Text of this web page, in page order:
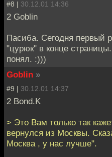
#8 | 30.12.01 14:36
2 Goblin
Пасиба. Сегодня первый
"цурюк" в конце
понял. :)))
Goblin »
#9 | 30.12.01 14:37
2 Bond.K
> Это Вам только так
вернулся из Москвы.
Москва , у нас лучше".